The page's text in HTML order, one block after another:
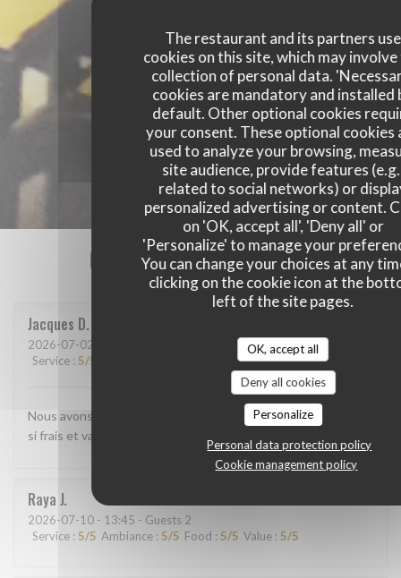
The restaurant and its partners use
cookies on this site, which may
collection of personal data.
cookies are mandatory and installed
default. Other optional cookies
your consent. These optional cookies
used to analyze your browsing,
site audience, provide features
related to social networks) or
personalized advertising or content.
on 'OK, accept all', 'Deny all' or
'Personalize' to manage your
You can change your choices at any
clicking on the cookie icon at the
left of the site pages.
OK, accept all
Deny all cookies
Personalize
Personal data protection policy
Cookie management policy
Our customer ratings
Jacques D
2026-07-02
Service : 5/5 /5 Value:5/5
Nous avons beaucoup aimé le shashimi Akasaka. Les poissons
si frais et variés étaient absolument délicieux
Raya J
2026-07-10 - 13:45 - Guests 2
Service : 5/5 Ambiance : 5/5 Food : 5/5 Value : 5/5